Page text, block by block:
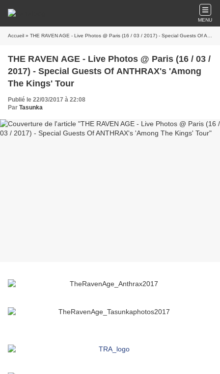
MENU
Accueil » THE RAVEN AGE - Live Photos @ Paris (16 / 03 / 2017) - Special Guests Of ANTHRAX's 'Among The Kings' Tour
THE RAVEN AGE - Live Photos @ Paris (16 / 03 /
2017) - Special Guests Of ANTHRAX's 'Among
The Kings' Tour
Publié le 22/03/2017 à 22:08
Par Tasunka